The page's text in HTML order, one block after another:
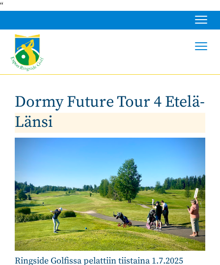
“
Dormy Future Tour 4 Etelä-
Länsi
Ringside Golfissa pelattiin tiistaina 1.7.2025